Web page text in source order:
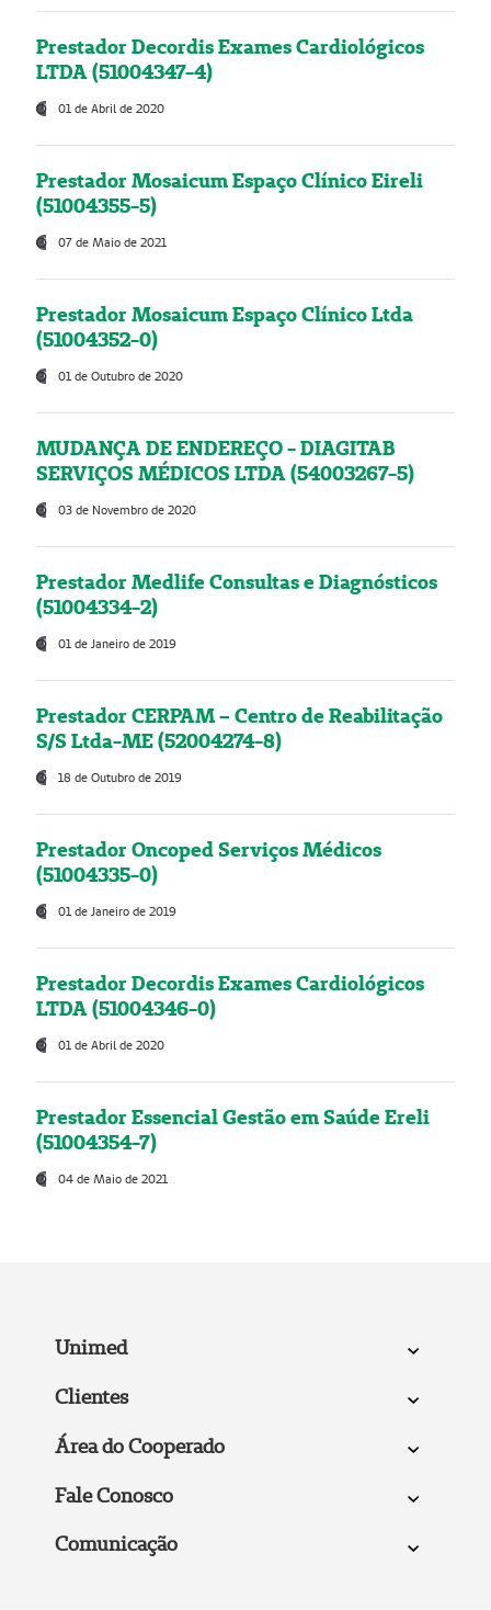
Prestador Decordis Exames Cardiológicos
LTDA (51004347-4)
01 de Abril de 2020
Prestador Mosaicum Espaço Clínico Eireli
(51004355-5)
07 de Maio de 2021
Prestador Mosaicum Espaço Clínico Ltda
(51004352-0)
01 de Outubro de 2020
MUDANÇA DE ENDEREÇO - DIAGITAB
SERVIÇOS MÉDICOS LTDA (54003267-5)
03 de Novembro de 2020
Prestador Medlife Consultas e Diagnósticos
(51004334-2)
01 de Janeiro de 2019
Prestador CERPAM – Centro de Reabilitação
S/S Ltda-ME (52004274-8)
18 de Outubro de 2019
Prestador Oncoped Serviços Médicos
(51004335-0)
01 de Janeiro de 2019
Prestador Decordis Exames Cardiológicos
LTDA (51004346-0)
01 de Abril de 2020
Prestador Essencial Gestão em Saúde Ereli
(51004354-7)
04 de Maio de 2021
Unimed
Clientes
Área do Cooperado
Fale Conosco
Comunicação